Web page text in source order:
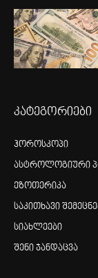
კატეგორიები
ჰოროსკოპი
ასტროლოგიური
ეზოთერიკა
საკითხავი
სიახლეები
შენი ჯანდაცვა